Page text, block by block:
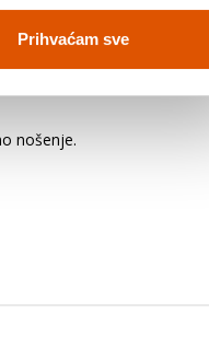
Prihvaćam sve
nošenje.